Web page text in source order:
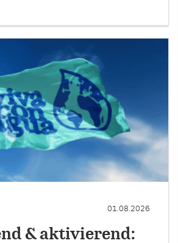
01.08.2026
& aktivierend: